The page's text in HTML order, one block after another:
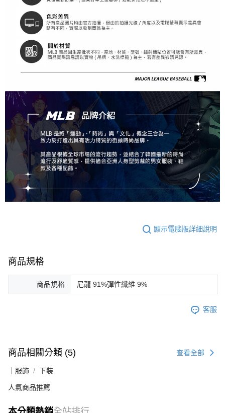
顯示電腦版詳細說明
商品規格
商品規格 尼龍 91%彈性纖維 9%
客服
商品相關分類 (5) 查看全部
｜服飾 下裝
人氣商品推薦